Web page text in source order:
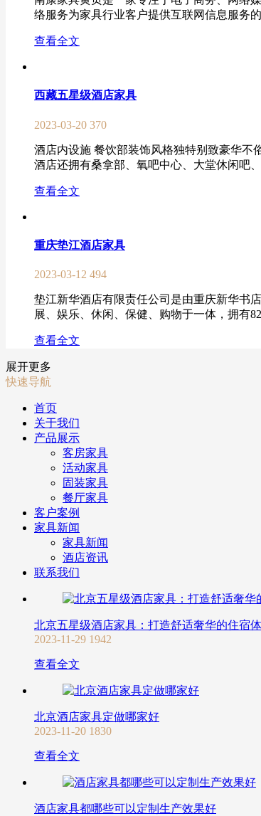
络服务为家具行业客户提供互联网信息服务
查看全文
西藏五星级酒店家具
2023-03-20 370
酒店内设施 餐饮部装饰风格独特别致豪华不
酒店还拥有桑拿部、氧吧中心、大堂休闲吧
查看全文
重庆垫江酒店家具
2023-03-12 494
垫江新华酒店有限责任公司是由重庆新华书
展、娱乐、休闲、保健、购物于一体，拥有
查看全文
展开更多
快速导航
首页
关于我们
产品展示
客房家具
活动家具
固装家具
餐厅家具
客户案例
家具新闻
家具新闻
酒店资讯
联系我们
北京五星级酒店家具：打造舒适奢华的住宿
2023-11-29 1942
查看全文
北京酒店家具定做哪家好
2023-11-20 1830
查看全文
酒店家具都哪些可以定制生产效果好